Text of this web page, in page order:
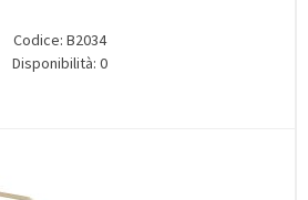
Codice: B2034
Disponibilità: 0